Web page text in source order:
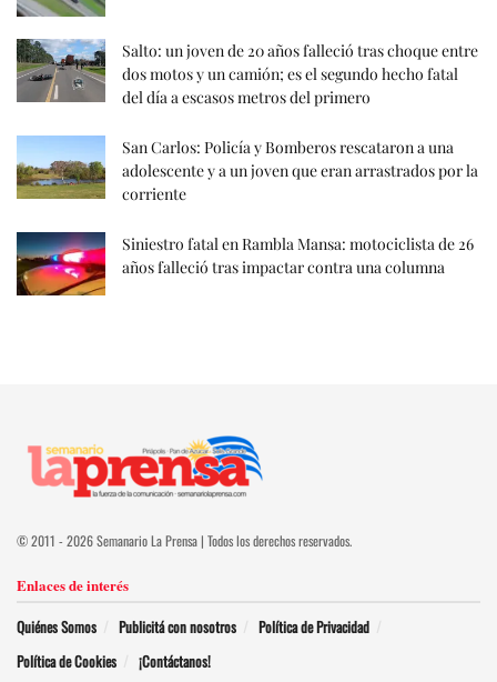
Salto: un joven de 20 años falleció tras choque entre
dos motos y un camión; es el segundo hecho fatal
del día a escasos metros del primero
San Carlos: Policía y Bomberos rescataron a una
adolescente y a un joven que eran arrastrados por la
corriente
Siniestro fatal en Rambla Mansa: motociclista de 26
años falleció tras impactar contra una columna
© 2011 - 2026 Semanario La Prensa | Todos los derechos reservados.
Enlaces de interés
Quiénes Somos Publicitá con nosotros
Política de Privacidad
Política de Cookies
¡Contáctanos!